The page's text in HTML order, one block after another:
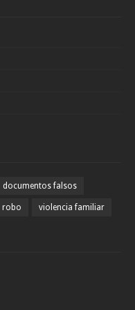
documentos falsos
robo violencia familiar